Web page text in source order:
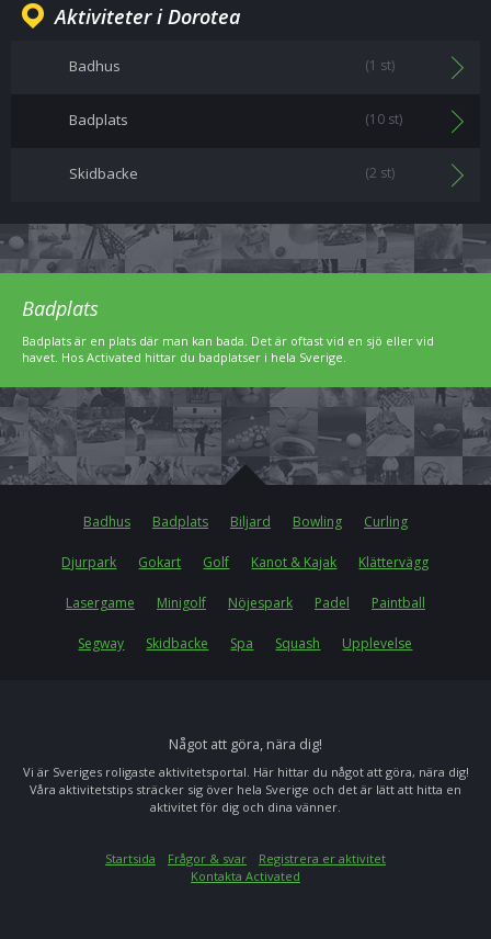
Aktiviteter i Dorotea
Badhus (1 st)
Badplats (10 st)
Skidbacke (2 st)
Badplats
Badplats är en plats där man kan bada. Det är oftast vid en sjö eller vid
havet. Hos Activated hittar du badplatser i hela Sverige.
Badhus Badplats Biljard Bowling Curling
Djurpark Gokart Golf Kanot & Kajak Klättervägg
Lasergame Minigolf Nöjespark Padel Paintball
Segway Skidbacke Spa Squash Upplevelse
Något att göra, nära dig!
Vi är Sveriges roligaste aktivitetsportal. Här hittar du något att göra, nära dig!
Våra aktivitetstips sträcker sig över hela Sverige och det är lätt att hitta en
aktivitet för dig och dina vänner.
Startsida Frågor & svar
Registrera er aktivitet
Kontakta Activated